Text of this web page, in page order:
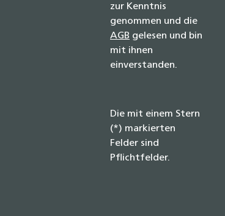
zur Kenntnis
genommen und die
AGB gelesen und bin
mit ihnen
einverstanden.
Die mit einem Stern
(*) markierten
Felder sind
Pflichtfelder.